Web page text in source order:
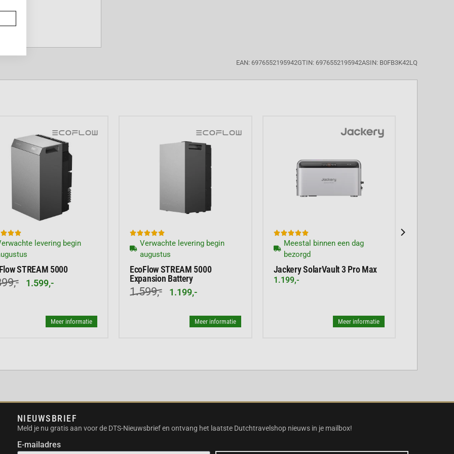
binnen korte tijd
verdeling van de
2880WH
Met een
al jouw
avonden volledig op
van LiFePO4-
mee. Dit
in jouw huis.
geavanceerde AC-
het systeem uniek
intuïtieve applicatie
je opwekt en
de stroomafgifte te
EAN: 6976552195942GTIN: 6976552195942ASIN: B0FB3K42LQ

levering begin
STREAM 5000
1.599,-
Meer informatie

Verwachte levering begin
augustus
EcoFlow STREAM 5000
Expansion Battery
1.599,- 1.199,-
Meer informatie

Meestal binnen een dag
bezorgd
Jackery SolarVault 3 Pro Max
1.199,-
Meer informatie
NIEUWSBRIEF
Meld je nu gratis aan voor de DTS-Nieuwsbrief en ontvang het laatste Dutchtravelshop nieuws in je mailbox!
E-mailadres